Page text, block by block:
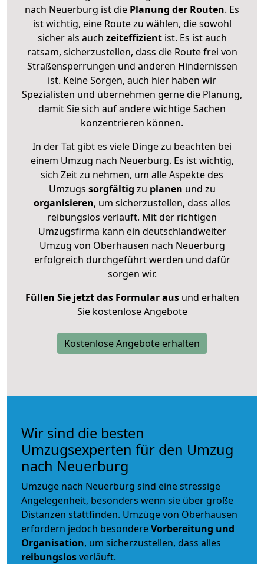
nach Neuerburg ist die Planung der Routen. Es
ist wichtig, eine Route zu wählen, die sowohl
sicher als auch zeiteffizientist. Es ist auch
ratsam, sicherzustellen, dass die Route frei von
Straßensperrungen und anderen Hindernissen
ist. Keine Sorgen, auch hier haben wir
Spezialisten und übernehmen gerne die Planung,
damit Sie sich auf andere wichtige Sachen
konzentrieren können.
In der Tat gibt es viele Dinge zu beachten bei
einem Umzug nach Neuerburg. Es ist wichtig,
sich Zeit zu nehmen, um alle Aspekte des
Umzugs sorgfältig zu planen und zu
organisieren, um sicherzustellen, dass alles
reibungslos verläuft. Mit der richtigen
Umzugsfirma kann ein deutschlandweiter
Umzug von Oberhausen nach Neuerburg
erfolgreich durchgeführt werden und dafür
sorgen wir.
Füllen Sie jetzt das Formular ausund erhalten
Sie kostenlose Angebote
Kostenlose Angebote erhalten
Wir sind die besten
Umzugsexperten für den Umzug
nach Neuerburg
Umzüge nach Neuerburg sind eine stressige
Angelegenheit, besonders wenn sie über große
Distanzen stattfinden. Umzüge von Oberhausen
erfordern jedoch besondereVorbereitung und
Organisation, um sicherzustellen, dass alles
reibungslosverläuft.